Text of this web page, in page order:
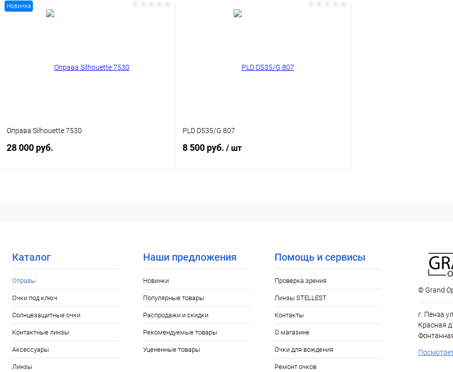
Новинка
Оправа Silhouette 7530
28 000 руб.
PLD D535/G 807
8 500 руб. / шт
Каталог
Оправы
Очки под ключ
Солнцезащитные очки
Контактные линзы
Аксессуары
Линзы
Наши предложения
Новинки
Популярные товары
Распродажи и скидки
Рекомендуемые товары
Уцененные товары
Помощь и сервисы
Проверка зрения
Линзы STELLEST
Контакты
О магазине
Очки для вождения
Ремонт очков
© Grand
г. Пенза
Красная